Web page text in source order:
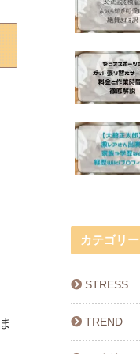
カテゴリー
STRESS
TREND